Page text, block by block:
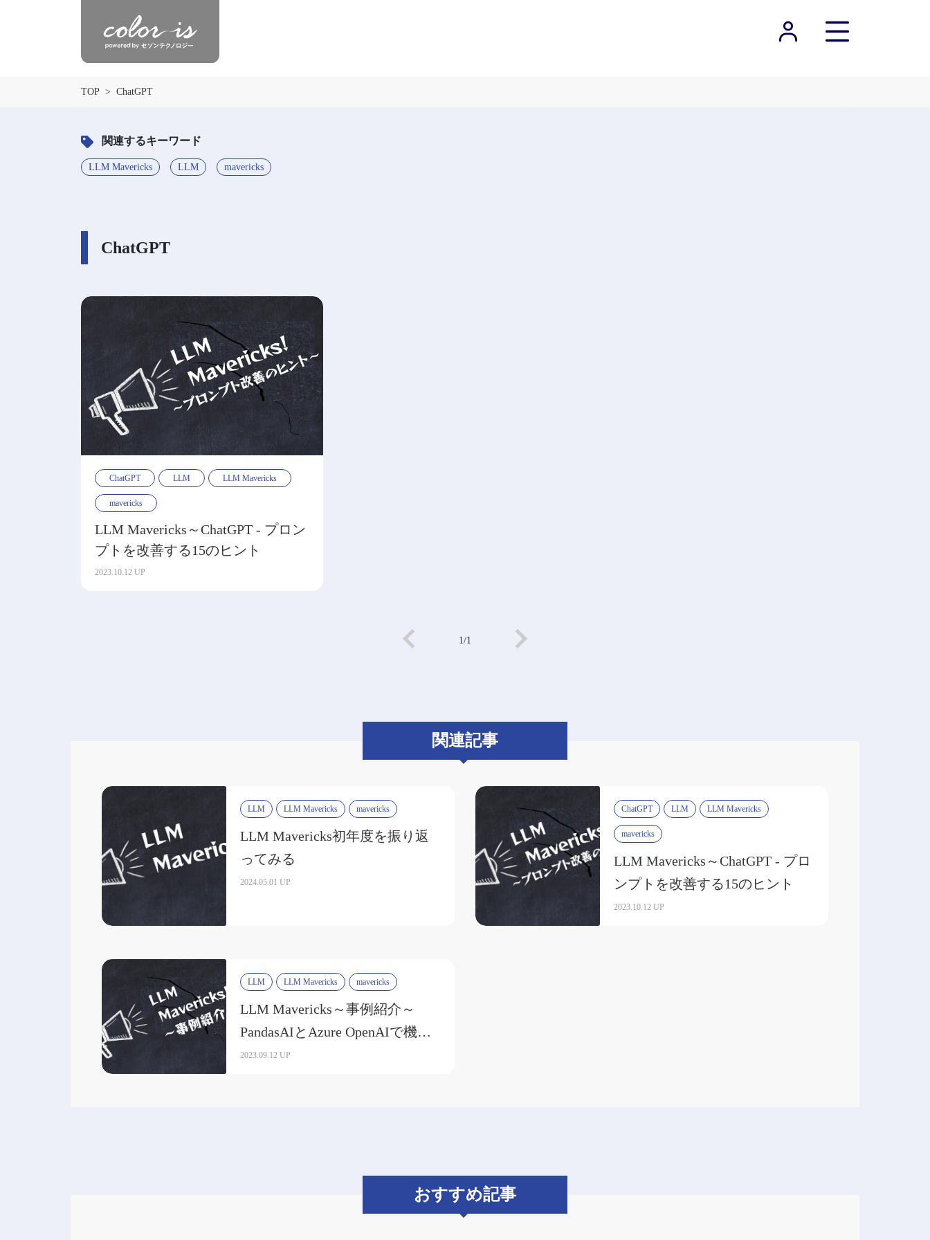
TOP ChatGPT
関連するキーワード
LLM Mavericks LLM mavericks
ChatGPT
ChatGPT LLM LLM Mavericks
mavericks
LLM Mavericks～ChatGPT - プロン
プトを改善する15のヒント
2023.10.12 UP
1/1
関連記事
LLM LLM Mavericks mavericks
LLM Mavericks初年度を振り返
ってみる
2024.05.01 UP
ChatGPT LLM LLM Mavericks
mavericks
LLM Mavericks～ChatGPT - プロ
ンプトを改善する15のヒント
2023.10.12 UP
LLM LLM Mavericks mavericks
LLM Mavericks～事例紹介～
PandasAIとAzure OpenAIで機密
性の高いデータも安心分析
2023.09.12 UP
おすすめ記事